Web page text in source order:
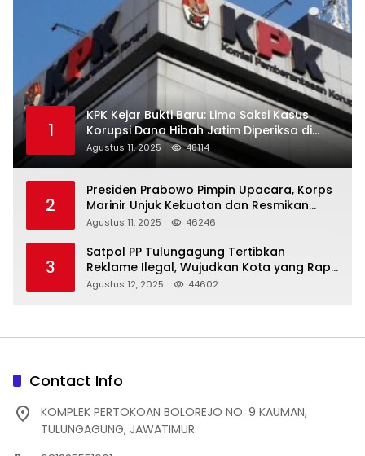
1
KPK Kejar Bukti Baru: Lima Saksi Kasus
Korupsi Dana Hibah Jatim Diperiksa di
Trenggalek
Agustus 11, 2025 48114
2
Presiden Prabowo Pimpin Upacara, Korps
Marinir Unjuk Kekuatan dan Resmikan
Struktur Baru
Agustus 11, 2025 46246
3
Satpol PP Tulungagung Tertibkan
Reklame Ilegal, Wujudkan Kota yang Rapi
dan Indah
Agustus 12, 2025 44602
Contact Info
KOMPLEK PERTOKOAN BOLOREJO NO. 9 KAUMAN,
TULUNGAGUNG, JAWATIMUR